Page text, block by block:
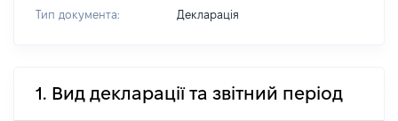
Тип документа: Декларація
1. Вид декларації та звітний період